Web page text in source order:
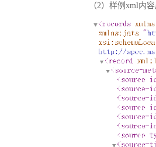
（2）样例xml内